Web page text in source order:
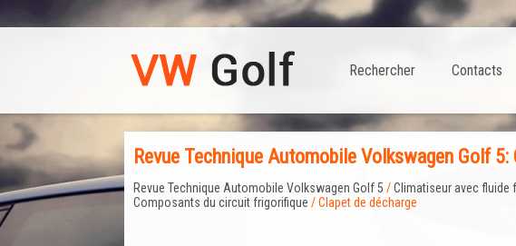
Contacts
Rechercher
Revue Technique Automobile Volkswagen Golf
Revue Technique Automobile Volkswagen Golf 5 /Climatiseur avec fluide
Composants du circuit frigorifique / Clapet de décharge